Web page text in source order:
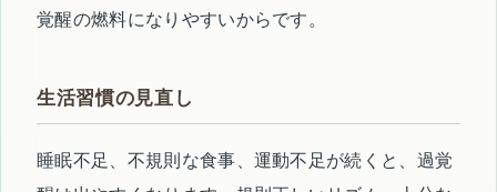
覚醒の燃料になりやすいからです。
生活習慣の見直し
睡眠不足、不規則な食事、運動不足が続くと、過覚